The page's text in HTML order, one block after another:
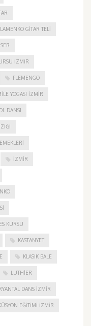
GITAR TELI
İZMIR
FLEMENGO
YOGASI İZMIR
DANSI
IZMIR
KURSU
KASTANYET
KLASIK BALE
LUTHIER
DANS İZMIR
EĞITIMI İZMIR